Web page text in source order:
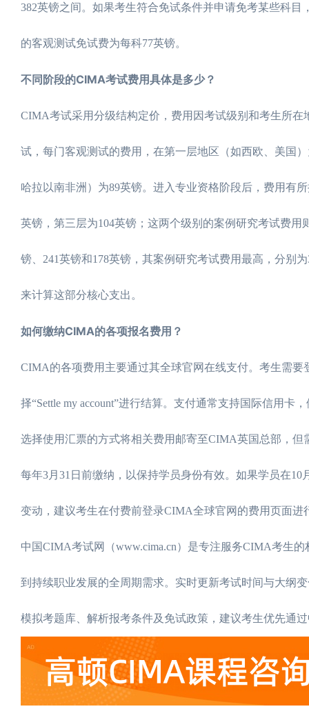
382英镑之间。如果考生符合免试条件并申请免考某些科
的客观测试免试费为每科77英镑。
不同阶段的CIMA考试费用具体是多少？
CIMA考试采用分级结构定价，费用因考试级别和考生所
试，每门客观测试的费用，在第一层地区（如西欧、美国
哈拉以南非洲）为89英镑。进入专业资格阶段后，费用有
英镑，第三层为104英镑；这两个级别的案例研究考试费用
镑、241英镑和178英镑，其案例研究考试费用最高，分别
来计算这部分核心支出。
如何缴纳CIMA的各项报名费用？
CIMA的各项费用主要通过其全球官网在线支付。考生需
择“Settle my account”进行结算。支付通常支持国际信用卡
选择使用汇票的方式将相关费用邮寄至CIMA英国总部，
每年3月31日前缴纳，以保持学员身份有效。如果学员在
变动，建议考生在付费前登录CIMA全球官网的费用页面进
中国CIMA考试网（www.cima.cn）是专注服务CIMA考生
到持续职业发展的全周期需求。实时更新考试时间与大
模拟考题库、解析报考条件及免试政策，建议考生优先通